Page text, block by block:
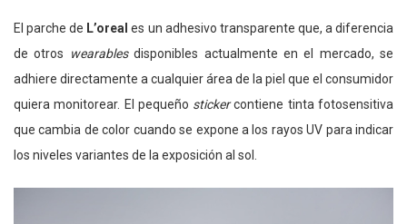
El parche de L’oreal es un adhesivo transparente que, a diferencia
de otros wearablesdisponibles actualmente en el mercado, se
adhiere directamente a cualquier área de la piel que el consumidor
quiera monitorear. El pequeño stickercontiene tinta fotosensitiva
que cambia de color cuando se expone a los rayos UV para indicar
los niveles variantes de la exposición al sol.